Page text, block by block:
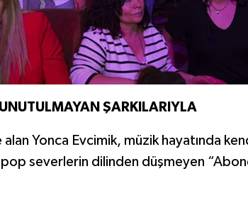
ŞARKILARIYLA
alan Yonca Evcimik, müzik hayatında
severlerin dilinden düşmeyen